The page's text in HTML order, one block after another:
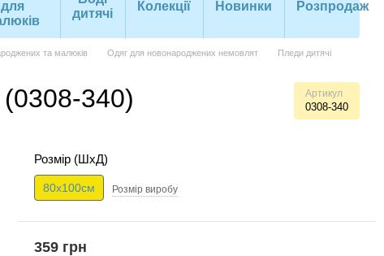
для
дитячі
Колекції Новинки Розпродаж
та малюків Одяг для новонароджених немовлят
Пледи дитячі
340) Артикул
0308-340
Розмiр (ШхД)
80х100см Розмір виробу
359 грн